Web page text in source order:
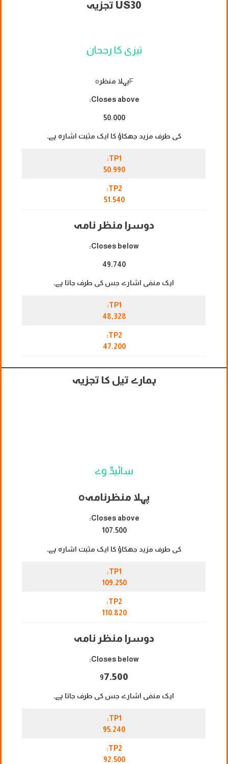
US30 تجزیہ
تیزی کا رجحان
Fپہلا منظر o
Closes above:
50.000
کی طرف مزید جھکاؤ کا ایک مثبت اشارہ ہے۔
TP1:
50.990
TP2:
51.540
دوسرا منظر نامہ
Closes below:
49.740
ایک منفی اشارے جس کی طرف جاتا ہے۔
TP1:
48,328
TP2:
47.200
ہمارے تیل کا تجزیہ
سائیڈ وے
پہلا منظرنامہo
Closes above:
107.500
کی طرف مزید جھکاؤ کا ایک مثبت اشارہ ہے۔
TP1:
109.250
TP2:
110.820
دوسرا منظر نامہ
Closes below:
97.500
ایک منفی اشارے جس کی طرف جاتا ہے۔
TP1:
95.240
TP2:
92.500